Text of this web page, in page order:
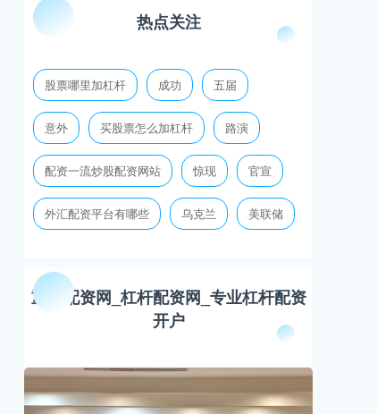
热点关注
股票哪里加杠杆 成功 五届
意外 买股票怎么加杠杆 路演
配资一流炒股配资网站 惊现 官宣
外汇配资平台有哪些 乌克兰 美联储
重庆配资网_杠杆配资网_专业杠杆配资
开户